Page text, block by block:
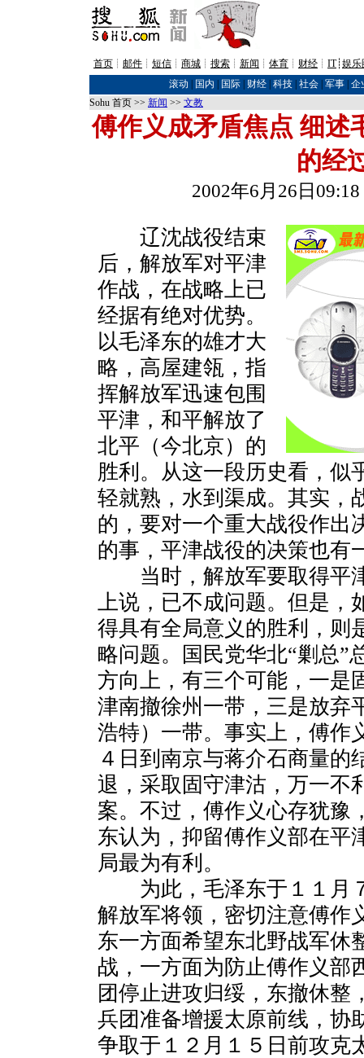
首页 ┊ 邮件 ┊ 短信 ┊ 商城 ┊ 搜索 ┊ 新闻 ┊ 体育 ┊ 财经 ┊ IT┊ 娱乐
滚动
国内 国际| 财经| 科技| 社会| 军事| 企
Sohu 首页 >> 新闻 >> 文教
傅作义成矛盾焦点 细述
的经
2002年6月26日
辽沈战役结束
后，解放军对平津
作战，在战略上已
经据有绝对优势。
以毛泽东的雄才大
略，高屋建瓴，指
挥解放军迅速包围
平津，和平解放了
北平（今北京）的
胜利。从这一段历史看，似
轻就熟，水到渠成。其实，
的，要对一个重大战役作出
的事，平津战役的决策也有
当时，解放军要取得平
上说，已不成问题。但是，
得具有全局意义的胜利，则
略问题。国民党华北“剿总”
方向上，有三个可能，一是
津南撤徐州一带，三是放弃
浩特）一带。事实上，傅作
４日到南京与蒋介石商量的
退，采取固守津沽，万一不
案。不过，傅作义心存犹豫
东认为，抑留傅作义部在平
局最为有利。
为此，毛泽东于１１月
解放军将领，密切注意傅作
东一方面希望东北野战军休
战，一方面为防止傅作义部
团停止进攻归绥，东撤休整
兵团准备增援太原前线，协
争取于１２月１５日前攻克